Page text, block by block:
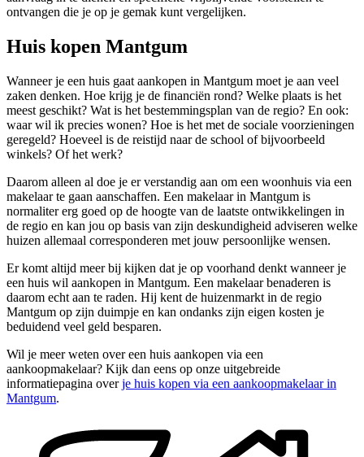
ontvangen die je op je gemak kunt vergelijken.
Huis kopen Mantgum
Wanneer je een huis gaat aankopen in Mantgum moet je aan veel
zaken denken. Hoe krijg je de financiën rond? Welke plaats is het
meest geschikt? Wat is het bestemmingsplan van de regio? En ook:
waar wil ik precies wonen? Hoe is het met de sociale voorzieningen
geregeld? Hoeveel is de reistijd naar de school of bijvoorbeeld
winkels? Of het werk?
Daarom alleen al doe je er verstandig aan om een woonhuis via een
makelaar te gaan aanschaffen. Een makelaar in Mantgum is
normaliter erg goed op de hoogte van de laatste ontwikkelingen in
de regio en kan jou op basis van zijn deskundigheid adviseren welke
huizen allemaal corresponderen met jouw persoonlijke wensen.
Er komt altijd meer bij kijken dat je op voorhand denkt wanneer je
een huis wil aankopen in Mantgum. Een makelaar benaderen is
daarom echt aan te raden. Hij kent de huizenmarkt in de regio
Mantgum op zijn duimpje en kan ondanks zijn eigen kosten je
beduidend veel geld besparen.
Wil je meer weten over een huis aankopen via een
aankoopmakelaar? Kijk dan eens op onze uitgebreide
informatiepagina overje huis kopen via een aankoopmakelaar in
Mantgum.